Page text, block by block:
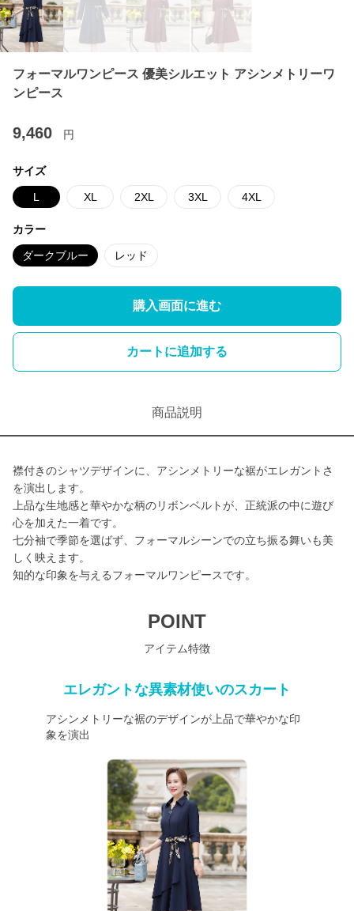
フォーマルワンピース 優美シルエット アシンメトリーワ
ンピース
9,460 円
サイズ
L XL 2XL 3XL 4XL
カラー
ダークブルー レッド
購入画面に進む
カートに追加する
商品説明
襟付きのシャツデザインに、アシンメトリーな裾がエレガントさ
を演出します。
上品な生地感と華やかな柄のリボンベルトが、正統派の中に遊び
心を加えた一着です。
七分袖で季節を選ばず、フォーマルシーンでの立ち振る舞いも美
しく映えます。
知的な印象を与えるフォーマルワンピースです。
POINT
アイテム特徴
エレガントな異素材使いのスカート
アシンメトリーな裾のデザインが上品で華やかな印
象を演出